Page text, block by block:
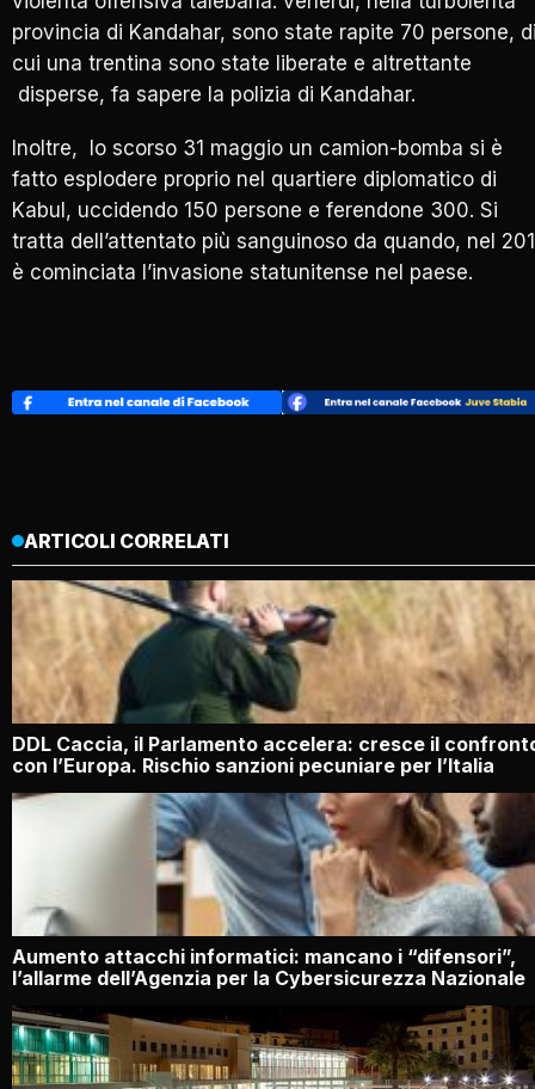
provincia di Kandahar, sono state rapite 70 persone,
cui una trentina sono state liberate e altrettante
disperse, fa sapere la polizia di Kandahar.
Inoltre, lo scorso 31 maggio un camion-bomba si è
fatto esplodere proprio nel quartiere diplomatico di
Kabul, uccidendo 150 persone e ferendone 300. Si
tratta dell’attentato più sanguinoso da quando, nel
è cominciata l’invasione statunitense nel paese.
ARTICOLI CORRELATI
DDL Caccia, il Parlamento accelera: cresce il
con l’Europa. Rischio sanzioni pecuniare per l’Italia
Aumento attacchi informatici: mancano i “difensori”,
l’allarme dell’Agenzia per la Cybersicurezza Nazionale